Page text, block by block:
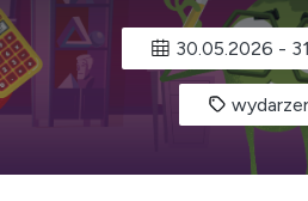
30.05.2026 -